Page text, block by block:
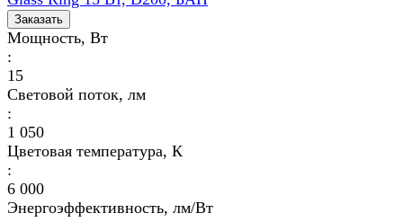
Заказать
Мощность, Вт
:
15
Световой поток, лм
:
1 050
Цветовая температура, К
:
6 000
Энергоэффективность, лм/Вт